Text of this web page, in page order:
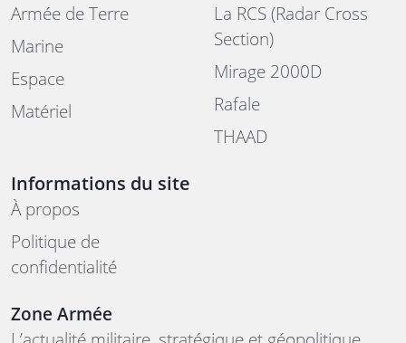
Armée de Terre
Marine
Espace
Matériel
La RCS (Radar Cross
Section)
Mirage 2000D
Rafale
THAAD
Informations du site
À propos
Politique de
confidentialité
Zone Armée